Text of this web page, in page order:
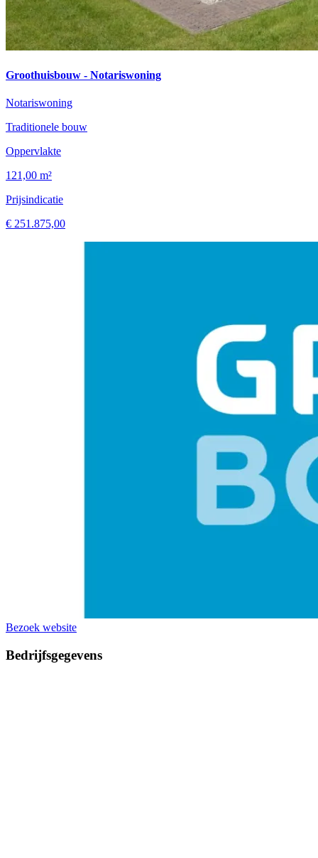
Groothuisbouw - Notariswoning
Notariswoning
Traditionele bouw
Oppervlakte
121,00 m²
Prijsindicatie
€ 251.875,00
Bezoek website
Bedrijfsgegevens